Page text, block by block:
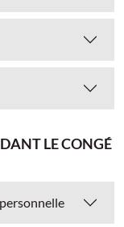
LE CONGÉ